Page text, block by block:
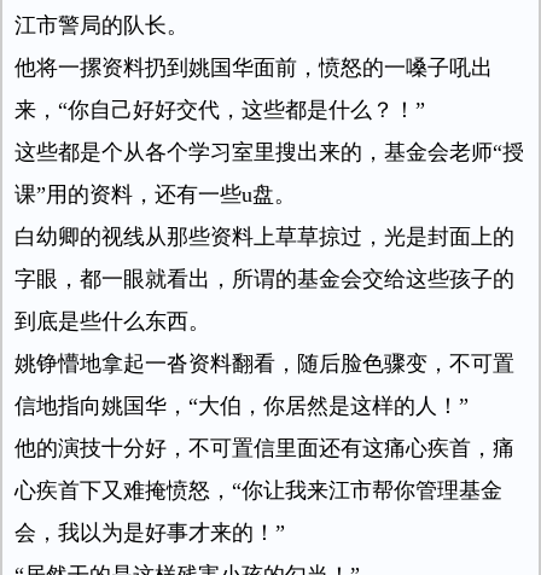
江市警局的队长。
他将一摞资料扔到姚国华面前，愤怒的一嗓子吼出
来，“你自己好好交代，这些都是什么？！”
这些都是个从各个学习室里搜出来的，基金会老师“授
课”用的资料，还有一些u盘。
白幼卿的视线从那些资料上草草掠过，光是封面上的
字眼，都一眼就看出，所谓的基金会交给这些孩子的
到底是些什么东西。
姚铮懵地拿起一沓资料翻看，随后脸色骤变，不可置
信地指向姚国华，“大伯，你居然是这样的人！”
他的演技十分好，不可置信里面还有这痛心疾首，痛
心疾首下又难掩愤怒，“你让我来江市帮你管理基金
会，我以为是好事才来的！”